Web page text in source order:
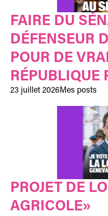
FAIRE DU
DÉFENSEUR
POUR DE
RÉPUBLIQUE
23 juillet 2026 Mes posts
PROJET DE
AGRICOLE»